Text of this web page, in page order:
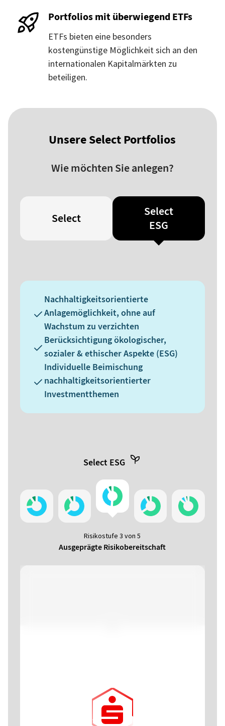
Portfolios mit überwiegend ETFs
ETFs bieten eine besonders
kostengünstige Möglichkeit sich an den
internationalen Kapitalmärkten zu
beteiligen.
Unsere Select Portfolios
Wie möchten Sie anlegen?
Select
Select
ESG
Nachhaltigkeitsorientierte
Anlagemöglichkeit, ohne auf
Wachstum zu verzichten
Berücksichtigung ökologischer,
sozialer & ethischer Aspekte (ESG)
Individuelle Beimischung
nachhaltigkeitsorientierter
Investmentthemen
Select ESG
Select 0 Select 25
Select 50
Select 65
Select 90
Risikostufe 3 von 5
Ausgeprägte Risikobereitschaft